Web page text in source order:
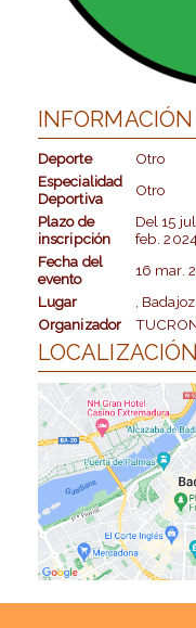
Deporte
Otro
Especialidad
Deportiva
Otro
Plazo de
inscripción
Del15
feb.
Fecha del
evento
16 mar.
Lugar
,
Organizador
LOCALIZACIÓN